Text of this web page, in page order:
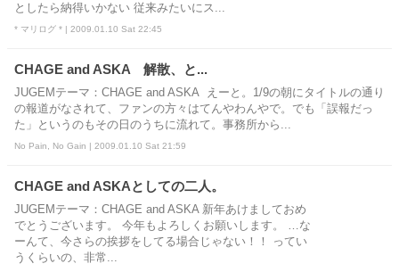
としたら納得いかない 従来みたいにス...
* マリログ * | 2009.01.10 Sat 22:45
CHAGE and ASKA 解散、と...
JUGEMテーマ：CHAGE and ASKA えーと。1/9の朝にタイトルの通り
の報道がなされて、ファンの方々はてんやわんやで。でも「誤報だっ
た」というのもその日のうちに流れて。事務所から...
No Pain, No Gain | 2009.01.10 Sat 21:59
CHAGE and ASKAとしての二人。
JUGEMテーマ：CHAGE and ASKA 新年あけましておめ
でとうございます。 今年もよろしくお願いします。 …な
ーんて、今さらの挨拶をしてる場合じゃない！！ ってい
うくらいの、非常...